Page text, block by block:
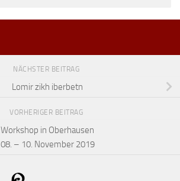
NÄCHSTER BEITRAG
Lomir zikh iberbetn
VORHERIGER BEITRAG
Workshop in Oberhausen
08. – 10. November 2019